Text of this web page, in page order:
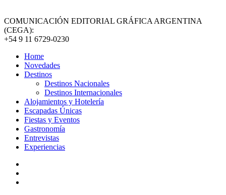
COMUNICACIÓN EDITORIAL GRÁFICA ARGENTINA
(CEGA):
+54 9 11 6729-0230
Home
Novedades
Destinos
Destinos Nacionales
Destinos Internacionales
Alojamientos y Hotelería
Escapadas Únicas
Fiestas y Eventos
Gastronomía
Entrevistas
Experiencias